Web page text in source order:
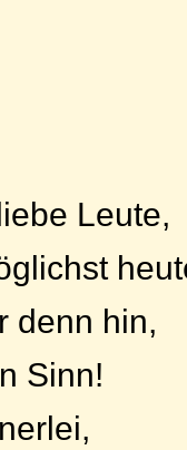
Leute,
denn hin,
Sinn!